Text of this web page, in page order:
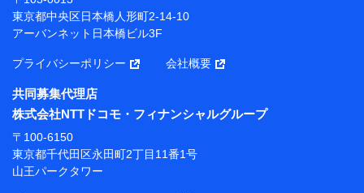
プが提供する保険関連サービスにおけるユーザー登録受
付および管理のため
当社または株式会社NTTドコモ・フィナンシャルグルー
携会社の保険その他に関する情報を提供するため、また
維持管理等の委託業務遂行のため、またそれらに付帯、
関連する当社または株式会社NTTドコモ・フィナンシャ
ルグループおよび提携会社のサービスを案内、提供する
ため
（各サービスで取得したサービス利用履歴、ウェブサイ
トの閲覧履歴、購買履歴、ご契約内容等のパーソナルデ
ータを分析して、お客さまの趣味・嗜好・傾向に応じた
東京都中央区日本橋人形町2-14-10
アーバンネット日本橋ビル3F
プライバシーポリシー 会社概要
共同募集代理店
株式会社NTTドコモ・フィナンシャルグループ
〒100-6150
東京都千代田区永田町2丁目11番1号
山王パークタワー